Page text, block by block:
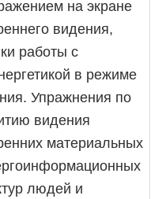
на экране
видения,
работы с
в режиме
Упражнения по
видения
материальных
людей и